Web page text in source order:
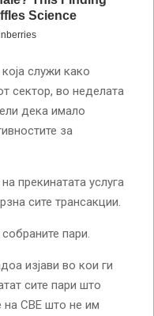
служи како
сектор, во неделата
дека имало
за
прекинатата услуга
сите трансакции.
пари.
изјави во кои ги
сите пари што
CBE што не им